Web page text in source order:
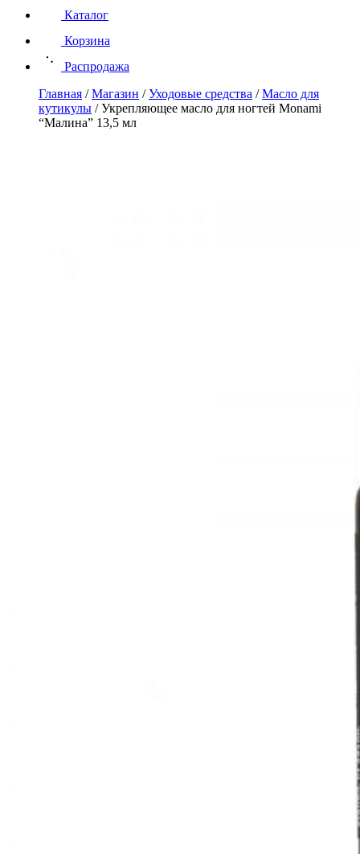
Каталог
Корзина
Распродажа
Главная /Магазин /Уходовые средства /Масло для
кутикулы /Укрепляющее масло для ногтей Monami
“Малина” 13,5 мл